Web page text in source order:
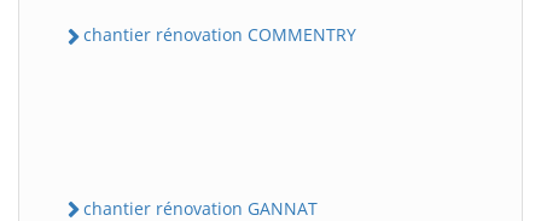
chantier rénovation COMMENTRY
chantier rénovation GANNAT